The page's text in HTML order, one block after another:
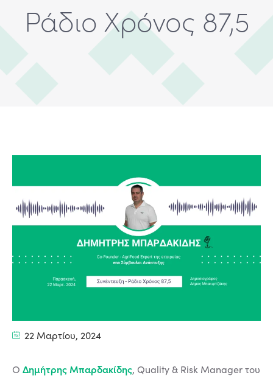
Ράδιο Χρόνος 87,5
22 Μαρτίου, 2024
Ο Δημήτρης Μπαρδακίδης, Quality & Risk Manager του